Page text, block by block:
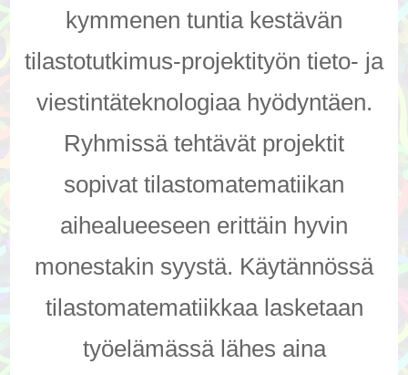
kymmenen tuntia kestävän
tilastotutkimus-projektityön tieto- ja
viestintäteknologiaa hyödyntäen.
Ryhmissä tehtävät projektit
sopivat tilastomatematiikan
aihealueeseen erittäin hyvin
monestakin syystä. Käytännössä
tilastomatematiikkaa lasketaan
työelämässä lähes aina